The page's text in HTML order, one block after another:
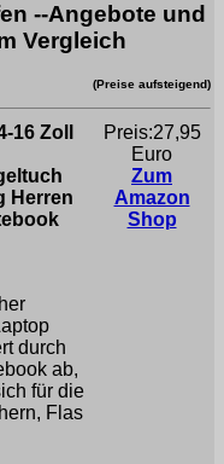
--Angebote und
Vergleich
(Preise aufsteigend)
16 Zoll
Herren
durch
ab,
für die
Flas
Preis:27,95
Euro
Zum
Amazon
Shop